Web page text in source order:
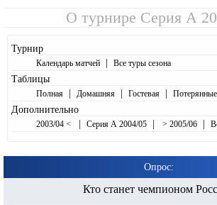
О турнире Серия А
Турнир
Календарь матчей | Все туры сезона
Таблицы
Полная | Домашняя | Гостевая |
Дополнительно
2003/04 < | Серия А 2004/05 | > 2005/06 |
Опрос:
Кто станет чемпионом